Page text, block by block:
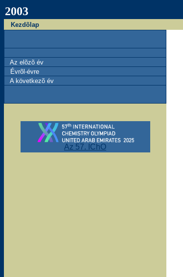
2003
Kezdõlap
Az elõzõ év
Évrõl-évre
A következõ év
Az 57. IChO